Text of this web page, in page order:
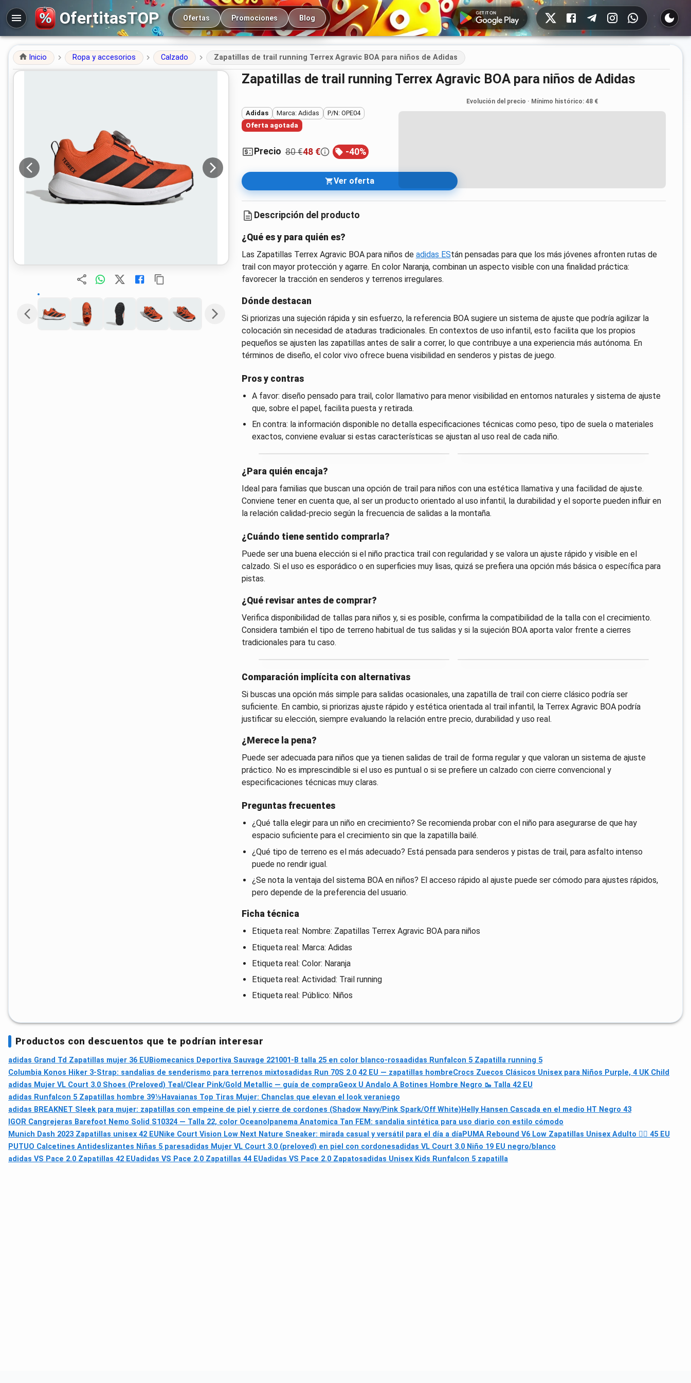
OfertitasTOP Navegación principal
Ofertas Promociones Blog
Redes sociales
Inicio Ropa y accesorios Calzado Zapatillas de trail running Terrex Agravic BOA para niños de Adidas
Zapatillas de trail running Terrex Agravic BOA para niños de Adidas
Adidas Marca: Adidas
P/N: OPE04
Oferta agotada
Precio 80 €48 € -40%
Ver oferta
Evolución del precio · Mínimo histórico: 48 €
Descripción del producto
¿Qué es y para quién es?
Las Zapatillas Terrex Agravic BOA para niños de adidas EStán pensadas para que los más jóvenes afronten rutas de
trail con mayor protección y agarre. En color Naranja, combinan un aspecto visible con una finalidad práctica:
favorecer la tracción en senderos y terrenos irregulares.
Dónde destacan
Si priorizas una sujeción rápida y sin esfuerzo, la referencia BOA sugiere un sistema de ajuste que podría agilizar la
colocación sin necesidad de ataduras tradicionales. En contextos de uso infantil, esto facilita que los propios
pequeños se ajusten las zapatillas antes de salir a correr, lo que contribuye a una experiencia más autónoma. En
términos de diseño, el color vivo ofrece buena visibilidad en senderos y pistas de juego.
Pros y contras
A favor: diseño pensado para trail, color llamativo para menor visibilidad en entornos naturales y sistema de ajuste
que, sobre el papel, facilita puesta y retirada.
En contra: la información disponible no detalla especificaciones técnicas como peso, tipo de suela o materiales
exactos, conviene evaluar si estas características se ajustan al uso real de cada niño.
¿Para quién encaja?
Ideal para familias que buscan una opción de trail para niños con una estética llamativa y una facilidad de ajuste.
Conviene tener en cuenta que, al ser un producto orientado al uso infantil, la durabilidad y el soporte pueden influir en
la relación calidad-precio según la frecuencia de salidas a la montaña.
¿Cuándo tiene sentido comprarla?
Puede ser una buena elección si el niño practica trail con regularidad y se valora un ajuste rápido y visible en el
calzado. Si el uso es esporádico o en superficies muy lisas, quizá se prefiera una opción más básica o específica para
pistas.
¿Qué revisar antes de comprar?
Verifica disponibilidad de tallas para niños y, si es posible, confirma la compatibilidad de la talla con el crecimiento.
Considera también el tipo de terreno habitual de tus salidas y si la sujeción BOA aporta valor frente a cierres
tradicionales para tu caso.
Comparación implícita con alternativas
Si buscas una opción más simple para salidas ocasionales, una zapatilla de trail con cierre clásico podría ser
suficiente. En cambio, si priorizas ajuste rápido y estética orientada al trail infantil, la Terrex Agravic BOA podría
justificar su elección, siempre evaluando la relación entre precio, durabilidad y uso real.
¿Merece la pena?
Puede ser adecuada para niños que ya tienen salidas de trail de forma regular y que valoran un sistema de ajuste
práctico. No es imprescindible si el uso es puntual o si se prefiere un calzado con cierre convencional y
especificaciones técnicas muy claras.
Preguntas frecuentes
¿Qué talla elegir para un niño en crecimiento? Se recomienda probar con el niño para asegurarse de que hay
espacio suficiente para el crecimiento sin que la zapatilla bailé.
¿Qué tipo de terreno es el más adecuado? Está pensada para senderos y pistas de trail, para asfalto intenso
puede no rendir igual.
¿Se nota la ventaja del sistema BOA en niños? El acceso rápido al ajuste puede ser cómodo para ajustes rápidos,
pero depende de la preferencia del usuario.
Ficha técnica
Etiqueta real: Nombre: Zapatillas Terrex Agravic BOA para niños
Etiqueta real: Marca: Adidas
Etiqueta real: Color: Naranja
Etiqueta real: Actividad: Trail running
Etiqueta real: Público: Niños
Productos con descuentos que te podrían interesar
adidas Grand Td Zapatillas mujer 36 EU Biomecanics Deportiva Sauvage 221001-B talla 25 en color blanco-rosaadidas Runfalcon 5 Zapatilla running 5
Columbia Konos Hiker 3-Strap: sandalias de senderismo para terrenos mixtosadidas Run 70S 2.0 42 EU — zapatillas hombreCrocs Zuecos Clásicos Unisex para Niños Purple, 4 UK Child
adidas Mujer VL Court 3.0 Shoes (Preloved) Teal/Clear Pink/Gold Metallic — guía de compraGeox U Andalo A Botines Hombre Negro 🥾 Talla 42 EU
adidas Runfalcon 5 Zapatillas hombre 39⅓ Havaianas Top Tiras Mujer: Chanclas que elevan el look veraniego
adidas BREAKNET Sleek para mujer: zapatillas con empeine de piel y cierre de cordones (Shadow Navy/Pink Spark/Off White) Helly Hansen Cascada en el medio HT Negro 43
IGOR Cangrejeras Barefoot Nemo Solid S10324 — Talla 22, color Oceano Ipanema Anatomica Tan FEM: sandalia sintética para uso diario con estilo cómodo
Munich Dash 2023 Zapatillas unisex 42 EU Nike Court Vision Low Next Nature Sneaker: mirada casual y versátil para el día a díaPUMA Rebound V6 Low Zapatillas Unisex Adulto 🏃‍♂️ 45 EU
PUTUO Calcetines Antideslizantes Niñas 5 paresadidas Mujer VL Court 3.0 (preloved) en piel con cordonesadidas VL Court 3.0 Niño 19 EU negro/blanco
adidas VS Pace 2.0 Zapatillas 42 EUadidas VS Pace 2.0 Zapatillas 44 EUadidas VS Pace 2.0 Zapatosadidas Unisex Kids Runfalcon 5 zapatilla